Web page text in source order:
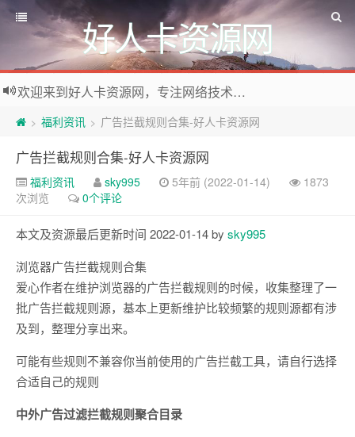
好人卡资源网
欢迎来到好人卡资源网，专注网络技术资源收集，我们不仅是网络资源的搬运工，也生产原创资源。寻找资源请留言或关注公众号:烈日下的男人
> 福利资讯 > 广告拦截规则合集-好人卡资源网
广告拦截规则合集-好人卡资源网
福利资讯 sky995 5年前 (2022-01-14)
1873
次浏览
0个评论
本文及资源最后更新时间 2022-01-14 by sky995
浏览器广告拦截规则合集
爱心作者在维护浏览器的广告拦截规则的时候，收集整理了一
批广告拦截规则源，基本上更新维护比较频繁的规则源都有涉
及到，整理分享出来。
可能有些规则不兼容你当前使用的广告拦截工具，请自行选择
合适自己的规则
中外广告过滤拦截规则聚合目录